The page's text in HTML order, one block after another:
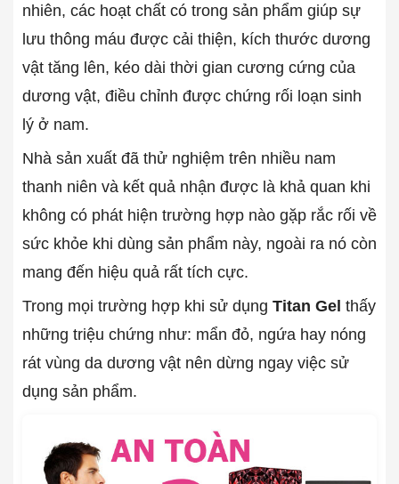
nhiên, các hoạt chất có trong sản phẩm giúp sự
lưu thông máu được cải thiện, kích thước dương
vật tăng lên, kéo dài thời gian cương cứng của
dương vật, điều chỉnh được chứng rối loạn sinh
lý ở nam.
Nhà sản xuất đã thử nghiệm trên nhiều nam
thanh niên và kết quả nhận được là khả quan khi
không có phát hiện trường hợp nào gặp rắc rối về
sức khỏe khi dùng sản phẩm này, ngoài ra nó còn
mang đến hiệu quả rất tích cực.
Trong mọi trường hợp khi sử dụng Titan Gel thấy
những triệu chứng như: mẩn đỏ, ngứa hay nóng
rát vùng da dương vật nên dừng ngay việc sử
dụng sản phẩm.